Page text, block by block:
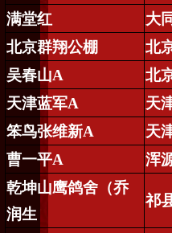
满堂红
大
北京群翔公棚
北
吴春山A 北
天津蓝军A 天
笨鸟张维新A 天
曹一平A 浑
乾坤山鹰鸽舍（乔
润生
祁